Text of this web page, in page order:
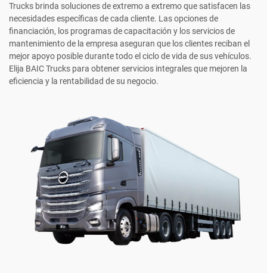
Trucks brinda soluciones de extremo a extremo que satisfacen las
necesidades específicas de cada cliente. Las opciones de
financiación, los programas de capacitación y los servicios de
mantenimiento de la empresa aseguran que los clientes reciban el
mejor apoyo posible durante todo el ciclo de vida de sus vehículos.
Elija BAIC Trucks para obtener servicios integrales que mejoren la
eficiencia y la rentabilidad de su negocio.